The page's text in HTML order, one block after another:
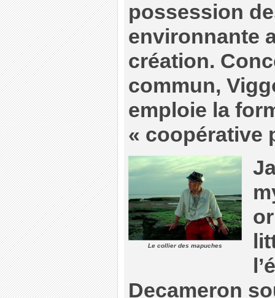
possession
environnante
création.
commun,
emploie la
« coopérative
Le collier des mapuches
Decameron